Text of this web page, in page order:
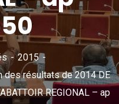
2015
des résultats de 2014 DE
REGIONAL – ap